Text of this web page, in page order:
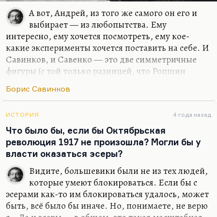
А вот, Андрей, из того же самого он его и
выбирает — из любопытства. Ему
интересно, ему хочется посмотреть, ему кое-
какие эксперименты хочется поставить на себе. И
Савинков, и Савенко — это две симметричные
фигуры (с той только разницей, что Ропшин
Лимонов). Это говоря об их литературных
талантливее. Да и стихи какие прекрасные. Но
они даже бородками похожи. Это такое
интересное испытание возможностей человека.
Конечно, многие шли в террор — и не только для
того, чтобы заниматься террором, а для того,
чтобы понять. Помните, как говорит Лидия
Варавка в «Жизни Клима Самгина»: «Я хочу
испытать, испытать!» Вот это…
Борис Савинков
ИСТОРИЯ 4 года назад
Что было бы, если бы Октябрьская
революция 1917 не произошла? Могли бы у
власти оказаться эсеры?
Видите, большевики были не из тех людей,
которые умеют блокироваться. Если бы с
эсерами как-то им блокироваться удалось, может
быть, всё было бы иначе. Но, понимаете, не верю